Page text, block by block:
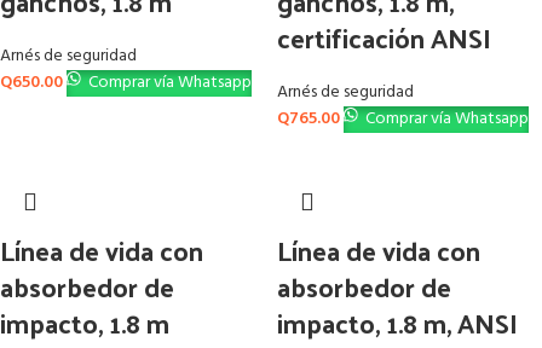
Arnés de seguridad
Q650.00 Comprar vía Whatsapp
certificación ANSI
Arnés de seguridad
Q765.00 Comprar vía Whatsapp
Línea de vida con
absorbedor de
impacto, 1.8 m
Línea de vida con
absorbedor de
impacto, 1.8 m, ANSI